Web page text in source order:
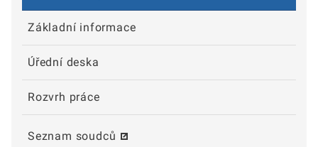
Základní informace
Úřední deska
Rozvrh práce
Seznam soudců